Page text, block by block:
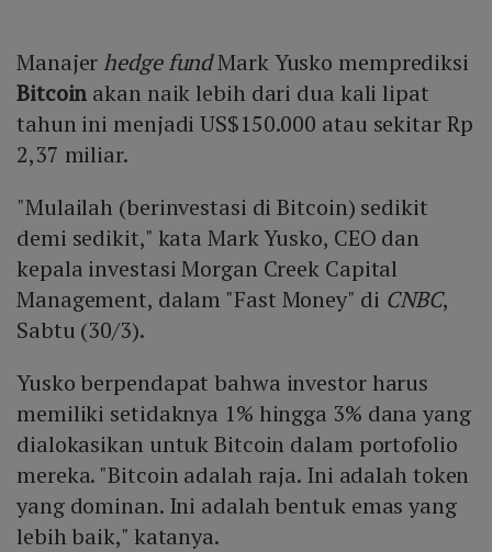
Manajerhedge fundMark Yusko memprediksi
Bitcoin akan naik lebih dari dua kali lipat
tahun ini menjadi US$150.000 atau sekitar Rp
2,37 miliar.
"Mulailah (berinvestasi di Bitcoin) sedikit
demi sedikit," kata Mark Yusko, CEO dan
kepala investasi Morgan Creek Capital
Management, dalam "Fast Money" di CNBC,
Sabtu (30/3).
Yusko berpendapat bahwa investor harus
memiliki setidaknya 1% hingga 3% dana yang
dialokasikan untuk Bitcoin dalam portofolio
mereka. "Bitcoin adalah raja. Ini adalah token
yang dominan. Ini adalah bentuk emas yang
lebih baik," katanya.